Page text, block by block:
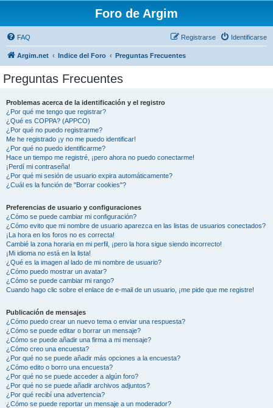
Foro de Argim
FAQ Identificarse
Registrarse
Argim.net Indice del Foro Preguntas Frecuentes
Preguntas Frecuentes
Problemas acerca de la identificación y el registro
¿Por qué me tengo que registrar?
¿Qué es COPPA? (APPCO)
¿Por qué no puedo registrarme?
Me he registrado ¡y no me puedo identificar!
¿Por qué no puedo identificarme?
Hace un tiempo me registré, ¡pero ahora no puedo conectarme!
¡Perdí mi contraseña!
¿Por qué mi sesión de usuario expira automáticamente?
¿Cuál es la función de "Borrar cookies"?
Preferencias de usuario y configuraciones
¿Cómo se puede cambiar mi configuración?
¿Cómo evito que mi nombre de usuario aparezca en las listas de usuarios conectados?
¡La hora en los foros no es correcta!
Cambié la zona horaria en mi perfil, ¡pero la hora sigue siendo incorrecto!
¡Mi idioma no está en la lista!
¿Qué es la imagen al lado de mi nombre de usuario?
¿Cómo puedo mostrar un avatar?
¿Cómo se puede cambiar mi rango?
Cuando hago clic sobre el enlace de e-mail de un usuario, ¡me pide que me registre!
Publicación de mensajes
¿Cómo puedo crear un nuevo tema o enviar una respuesta?
¿Cómo se puede editar o borrar un mensaje?
¿Cómo se puede añadir una firma a mi mensaje?
¿Cómo creo una encuesta?
¿Por qué no se puede añadir más opciones a la encuesta?
¿Cómo edito o borro una encuesta?
¿Por qué no se puede acceder a algún foro?
¿Por qué no se puede añadir archivos adjuntos?
¿Por qué recibí una advertencia?
¿Cómo se puede reportar un mensaje a un moderador?